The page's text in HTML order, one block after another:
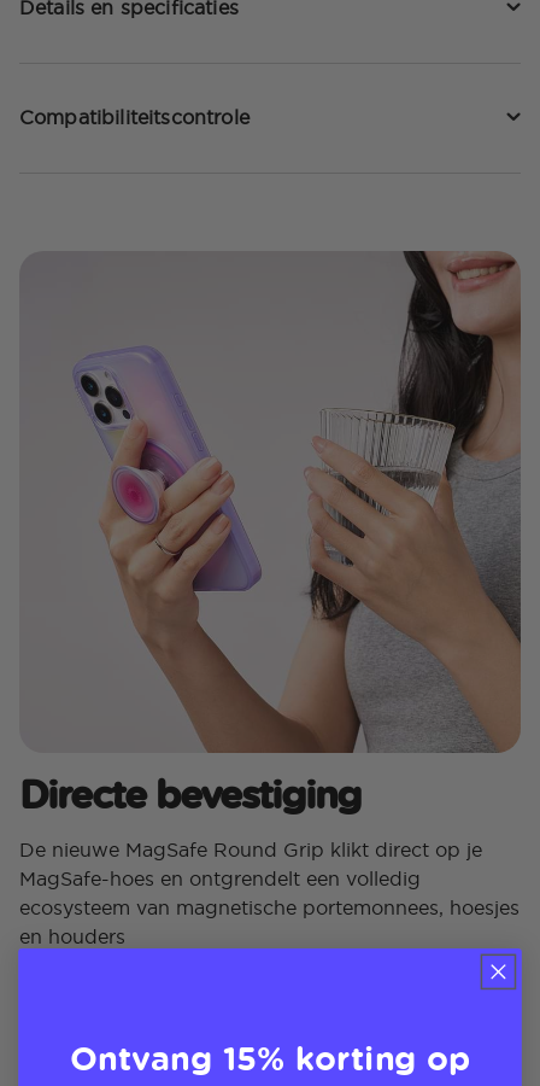
Details en specificaties
Compatibiliteitscontrole
Directe bevestiging
De nieuwe MagSafe Round Grip klikt direct op je
MagSafe-hoes en ontgrendelt een volledig
ecosysteem van magnetische portemonnees, hoesjes
en houders
Ontvang 15% korting op